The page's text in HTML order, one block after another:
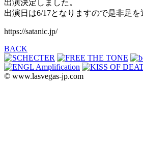
出演決定しました。
出演日は6/17となりますので是非足を
https://satanic.jp/
BACK
© www.lasvegas-jp.com